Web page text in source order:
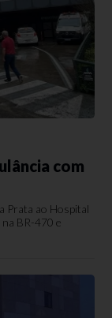
com
Prata ao Hospital
BR-470 e